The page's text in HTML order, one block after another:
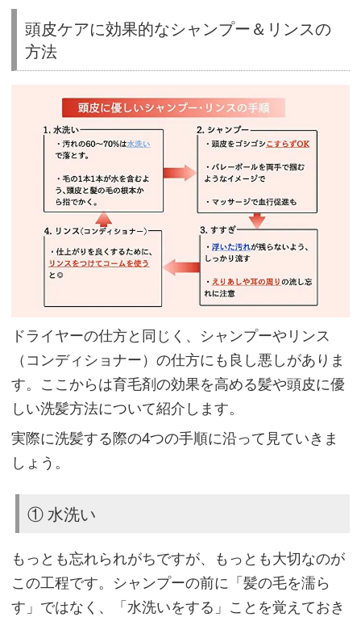
サ
ー
③
す
す
ぎ
ン
ス
（コ
ン
デ
ィ
ョ
ー）
頭皮ケアに効果的なシャンプー＆リンスの
方法
ドライヤーの仕方と同じく、シャンプーやリンス
（コンディショナー）の仕方にも良し悪しがありま
す。ここからは育毛剤の効果を高める髪や頭皮に優
しい洗髪方法について紹介します。
実際に洗髪する際の4つの手順に沿って見ていきま
しょう。
① 水洗い
もっとも忘れられがちですが、もっとも大切なのが
この工程です。シャンプーの前に「髪の毛を濡ら
す」ではなく、「水洗いをする」ことを覚えておき